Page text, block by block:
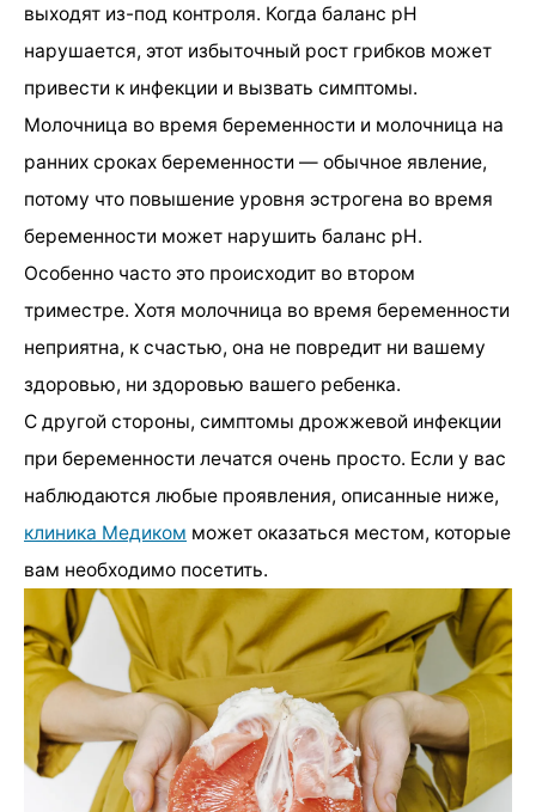
выходят из-под контроля. Когда баланс pH
нарушается, этот избыточный рост грибков может
привести к инфекции и вызвать симптомы.
Молочница во время беременности и молочница на
ранних сроках беременности — обычное явление,
потому что повышение уровня эстрогена во время
беременности может нарушить баланс pH.
Особенно часто это происходит во втором
триместре. Хотя молочница во время беременности
неприятна, к счастью, она не повредит ни вашему
здоровью, ни здоровью вашего ребенка.
С другой стороны, симптомы дрожжевой инфекции
при беременности лечатся очень просто. Если у вас
наблюдаются любые проявления, описанные ниже,
клиника Медиком может оказаться местом, которые
вам необходимо посетить.